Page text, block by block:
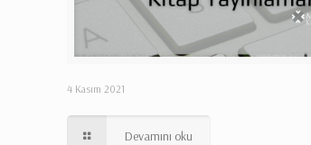
4 Kasım 2021
Devamını oku